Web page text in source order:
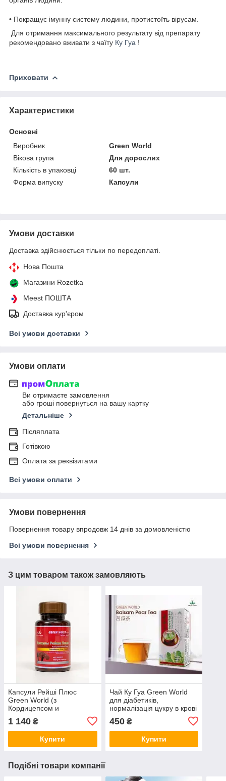
• Покращує імунну систему людини, протистоїть вірусам.
Для отримання максимального результату від препарату
рекомендовано вживати з чаїту Ку Гуа !
Приховати
Характеристики
Основні
Виробник
Green World
Вікова група
Для дорослих
Кількість в упаковці
60 шт.
Форма випуску
Капсули
Умови доставки
Доставка здійснюється тільки по передоплаті.
Нова Пошта
Магазини Rozetka
Meest ПОШТА
Доставка кур'єром
Всі умови доставки
Умови оплати
Ви отримаєте замовлення
або гроші повернуться на вашу картку
Детальніше
Післяплата
Готівкою
Оплата за реквізитами
Всі умови оплати
Умови повернення
Повернення товару впродовж 14 днів за домовленістю
Всі умови повернення
З цим товаром також замовляють
Капсули Рейші Плюс
Green World (з
Кордицепсом и
Женшенем) 60 шт. по 300
мг.
1 140 ₴
Купити
Чай Ку Гуа Green World
для діабетиків,
нормалізація цукру в крові
450₴
Купити
Подібні товари компанії